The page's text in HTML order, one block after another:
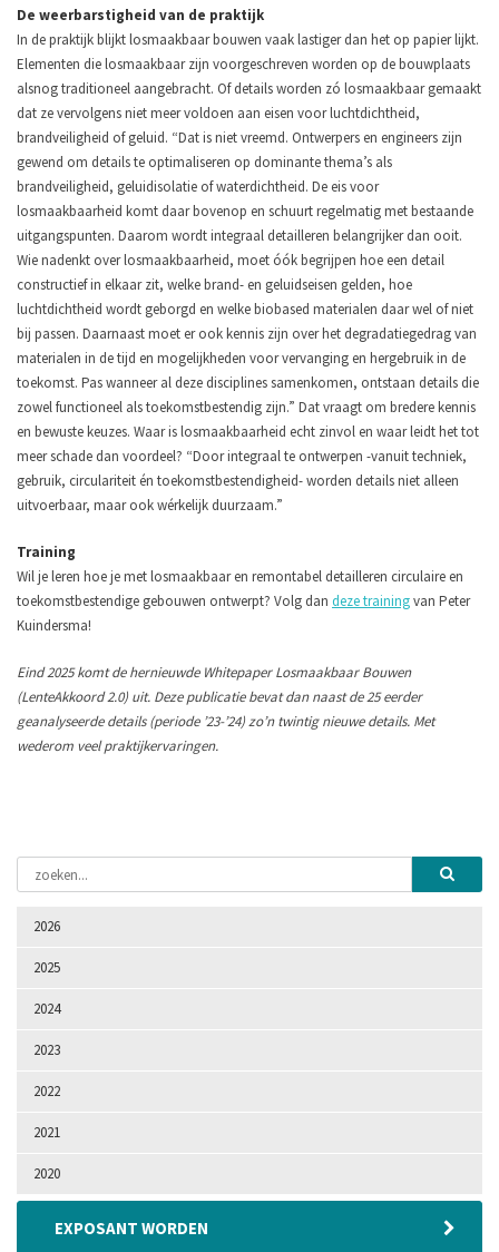
2026
2025
2024
2023
2022
2021
2020
EXPOSANT WORDEN
De weerbarstigheid van de praktijk
In de praktijk blijkt losmaakbaar bouwen vaak lastiger dan het op papier lijkt.
Elementen die losmaakbaar zijn voorgeschreven worden op de bouwplaats
alsnog traditioneel aangebracht. Of details worden zó losmaakbaar gemaakt
dat ze vervolgens niet meer voldoen aan eisen voor luchtdichtheid,
brandveiligheid of geluid. “Dat is niet vreemd. Ontwerpers en engineers zijn
gewend om details te optimaliseren op dominante thema’s als
brandveiligheid, geluidisolatie of waterdichtheid. De eis voor
losmaakbaarheid komt daar bovenop en schuurt regelmatig met bestaande
uitgangspunten. Daarom wordt integraal detailleren belangrijker dan ooit.
Wie nadenkt over losmaakbaarheid, moet óók begrijpen hoe een detail
constructief in elkaar zit, welke brand- en geluidseisen gelden, hoe
luchtdichtheid wordt geborgd en welke biobased materialen daar wel of niet
bij passen. Daarnaast moet er ook kennis zijn over het degradatiegedrag van
materialen in de tijd en mogelijkheden voor vervanging en hergebruik in de
toekomst. Pas wanneer al deze disciplines samenkomen, ontstaan details die
zowel functioneel als toekomstbestendig zijn.” Dat vraagt om bredere kennis
en bewuste keuzes. Waar is losmaakbaarheid echt zinvol en waar leidt het tot
meer schade dan voordeel? “Door integraal te ontwerpen -vanuit techniek,
gebruik, circulariteit én toekomstbestendigheid- worden details niet alleen
uitvoerbaar, maar ook wérkelijk duurzaam.”
Training
Wil je leren hoe je met losmaakbaar en remontabel detailleren circulaire en
toekomstbestendige gebouwen ontwerpt? Volg dan deze trainingvan Peter
Kuindersma!
Eind 2025 komt de hernieuwde Whitepaper Losmaakbaar Bouwen
(LenteAkkoord 2.0) uit. Deze publicatie bevat dan naast de 25 eerder
geanalyseerde details (periode ’23-’24) zo’n twintig nieuwe details. Met
wederom veel praktijkervaringen.